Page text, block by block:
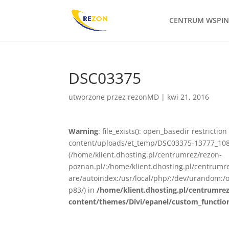
CENTRUM
DSC03375
utworzone przez rezonMD | kwi 21, 2016
Warning: file_exists(): open_basedir
content/uploads/et_temp/DSC03375-
(/home/klient.dhosting.pl/centrumrez/rezon-
poznan.pl/:/home/klient.dhosting.pl/
are/autoindex:/usr/local/php/:/dev/
p83/) in/home/klient.dhosting.pl/
content/themes/Divi/epanel/